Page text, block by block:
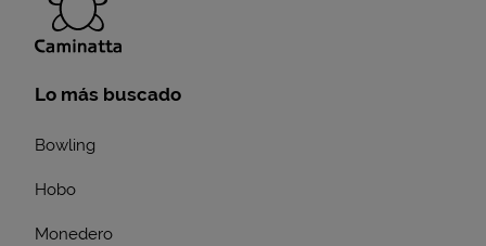
Lo más buscado
Bowling
Hobo
Monedero